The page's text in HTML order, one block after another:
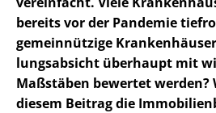
bereits vor der Pandemie
gemeinnützige
lungs­ab­sicht überhaupt mit
Maßstäben bewertet werden?
diesem Beitrag die